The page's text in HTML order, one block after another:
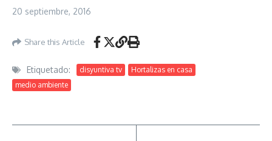
20 septiembre, 2016
Share this Article
Etiquetado: disyuntiva tv
Hortalizas en casa
medio ambiente